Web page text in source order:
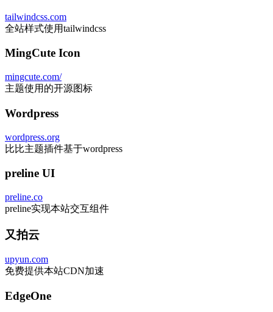
tailwindcss.com
全站样式使用tailwindcss
MingCute Icon
mingcute.com/
主题使用的开源图标
Wordpress
wordpress.org
比比主题插件基于wordpress
preline UI
preline.co
preline实现本站交互组件
又拍云
upyun.com
免费提供本站CDN加速
EdgeOne